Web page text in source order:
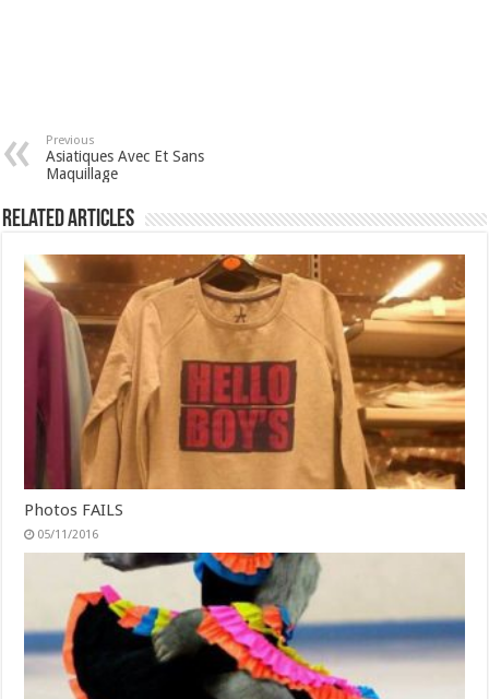
Previous
Asiatiques Avec Et Sans
Maquillage
Related Articles
Photos FAILS
05/11/2016